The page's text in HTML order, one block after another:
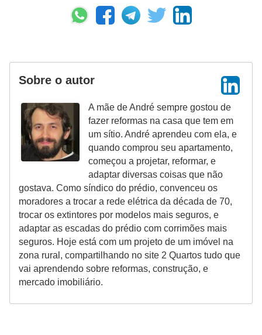
Sobre o autor
A mãe de André sempre gostou de
fazer reformas na casa que tem em
um sítio. André aprendeu com ela, e
quando comprou seu apartamento,
começou a projetar, reformar, e
adaptar diversas coisas que não
gostava. Como síndico do prédio, convenceu os
moradores a trocar a rede elétrica da década de 70,
trocar os extintores por modelos mais seguros, e
adaptar as escadas do prédio com corrimões mais
seguros. Hoje está com um projeto de um imóvel na
zona rural, compartilhando no site 2 Quartos tudo que
vai aprendendo sobre reformas, construção, e
mercado imobiliário.